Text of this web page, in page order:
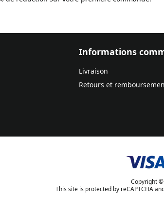
Informations
Livraison
Retours et
Copyright
This site is protected by reCAPTCHA